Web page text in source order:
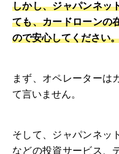
しかし、ジャパンネッ
ても、カードローンの
ので安心してください
まず、オペレーターは
て言いません。
そして、ジャパンネッ
などの投資サービス、